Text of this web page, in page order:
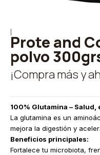
Prote and
polvo
¡Compra más y
100% Glutamina – Salud,
La glutamina es un
mejora la digestión y
Beneficios principales:
Fortalece tu microbiota,